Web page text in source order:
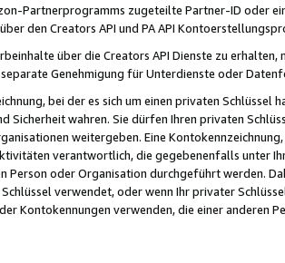
Partnerprogramms zugeteilte Partner-ID oder
den Creators API und PA API
über die Creators API Dienste zu
Genehmigung für Unterdienste oder
bei der es sich um einen privaten
Sicherheit wahren. Sie dürfen Ihren privaten
weitergeben. Eine
verantwortlich, die gegebenenfalls unter
Person oder Organisation durchgeführt werden.
Schlüssel verwendet, oder wenn Ihr privater
Kontokennungen verwenden, die einer anderen